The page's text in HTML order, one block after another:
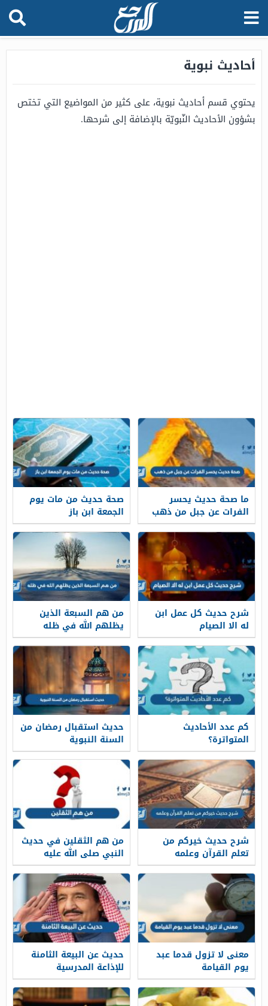
أحاديث نبوية
يحتوي قسم أحاديث نبوية، على كثير من المواضيع التي تختص
بشؤون الأحاديث النّبويّة بالإضافة إلى شرحها.
ما صحة حديث يحسر
الفرات عن جبل من ذهب
صحة حديث من مات يوم
الجمعة ابن باز
شرح حديث كل عمل ابن
له الا الصيام
من هم السبعة الذين
يظلهم الله في ظله
كم عدد الأحاديث
المتواترة؟
حديث استقبال رمضان من
السنة النبوية
شرح حديث خيركم من
تعلم القرآن وعلمه
من هم الثقلين في حديث
النبي صلى الله عليه
معنى لا تزول قدما عبد
يوم القيامة
حديث عن البيعة الثامنة
للإذاعة المدرسية